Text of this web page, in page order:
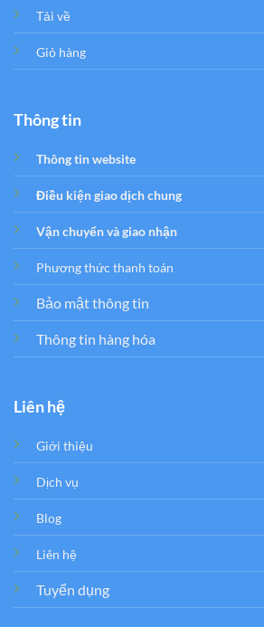
Tải về
Giỏ hàng
Thông tin
Thông tin website
Điều kiện giao dịch chung
Vận chuyển và giao nhận
Phương thức thanh toán
Bảo mật thông tin
Thông tin hàng hóa
Liên hệ
Giới thiệu
Dịch vụ
Blog
Liên hệ
Tuyển dụng